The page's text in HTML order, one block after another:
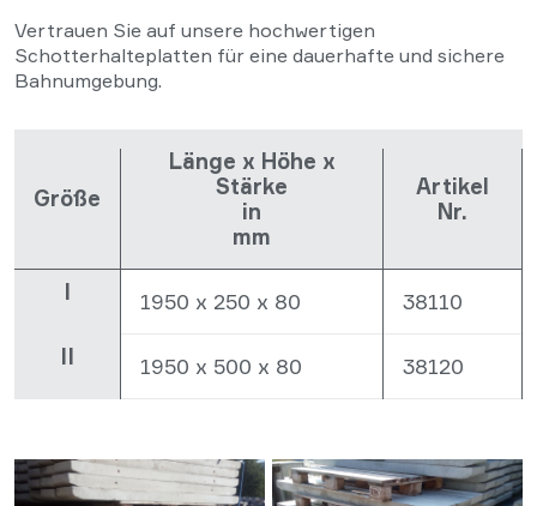
Vertrauen Sie auf unsere hochwertigen
Schotterhalteplatten für eine dauerhafte und sichere
Bahnumgebung.
Größe
Länge x Höhe x
Stärke
in
mm
Artikel
Nr.
I 1950 x 250 x 80 38110
II 1950 x 500 x 80 38120